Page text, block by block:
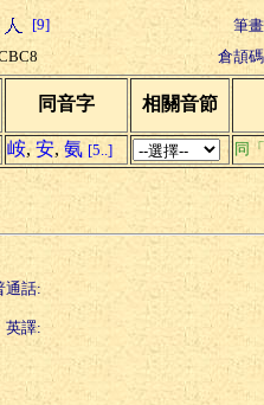
[9]
筆
倉頡
同音字 相關音節
峖, 安, 氨 [5..]
同
通話:
英譯: